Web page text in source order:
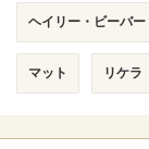
ヘイリー・ビーバー
マット リケラ